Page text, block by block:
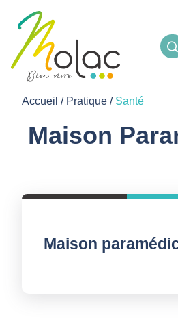
Accueil / Pratique / Santé
Maison
Maison